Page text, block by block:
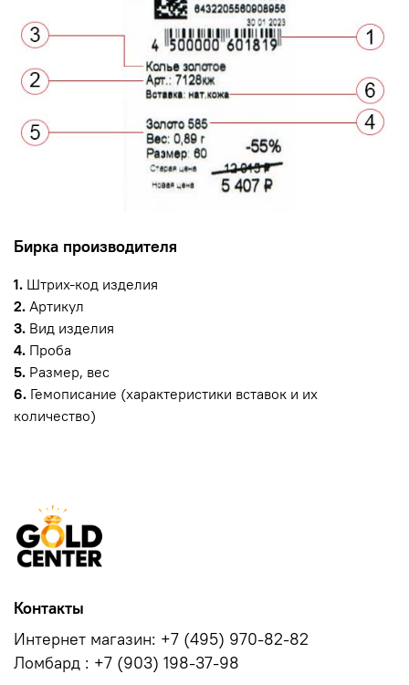
Бирка производителя
1. Штрих-код изделия
2. Артикул
3. Вид изделия
4. Проба
5. Размер, вес
6. Гемописание (характеристики вставок и их
количество)
Контакты
Интернет магазин: +7 (495) 970-82-82
Ломбард : +7 (903) 198-37-98